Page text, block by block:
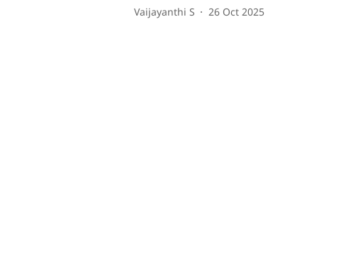
Vaijayanthi S 26 Oct 2025